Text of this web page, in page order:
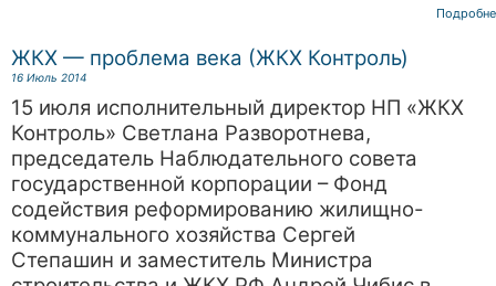
ЖКХ — проблема века (ЖКХ Контроль)
16 Июль 2014
15 июля исполнительный директор НП «ЖКХ
Контроль» Светлана Разворотнева,
председатель Наблюдательного совета
государственной корпорации – Фонд
содействия реформированию жилищно-
коммунального хозяйства Сергей
Степашин и заместитель Министра